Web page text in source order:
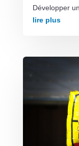
Développer
lire plus